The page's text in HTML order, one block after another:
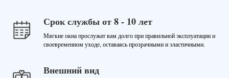
Срок службы от 8 - 10 лет
Мягкие окна прослужат вам долго при правильной эксплуатации и
своевременном уходе, оставаясь прозрачными и эластичными.
Внешний вид